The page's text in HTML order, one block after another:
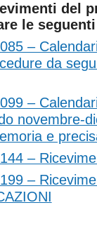
del
le
–
da
–
novembre-
e
–
–